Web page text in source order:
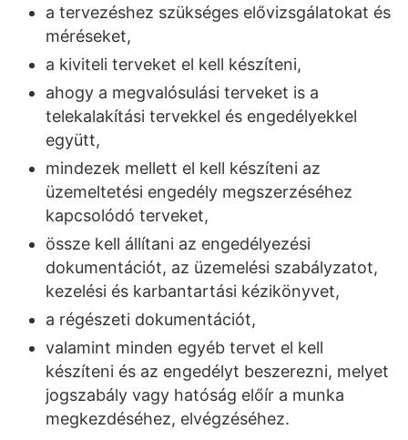
a tervezéshez szükséges elővizsgálatokat és
méréseket,
a kiviteli terveket el kell készíteni,
ahogy a megvalósulási terveket is a
telekalakítási tervekkel és engedélyekkel
együtt,
mindezek mellett el kell készíteni az
üzemeltetési engedély megszerzéséhez
kapcsolódó terveket,
össze kell állítani az engedélyezési
dokumentációt, az üzemelési szabályzatot,
kezelési és karbantartási kézikönyvet,
a régészeti dokumentációt,
valamint minden egyéb tervet el kell
készíteni és az engedélyt beszerezni, melyet
jogszabály vagy hatóság előír a munka
megkezdéséhez, elvégzéséhez.